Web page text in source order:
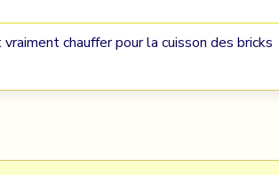
chauffer pour la cuisson des bricks